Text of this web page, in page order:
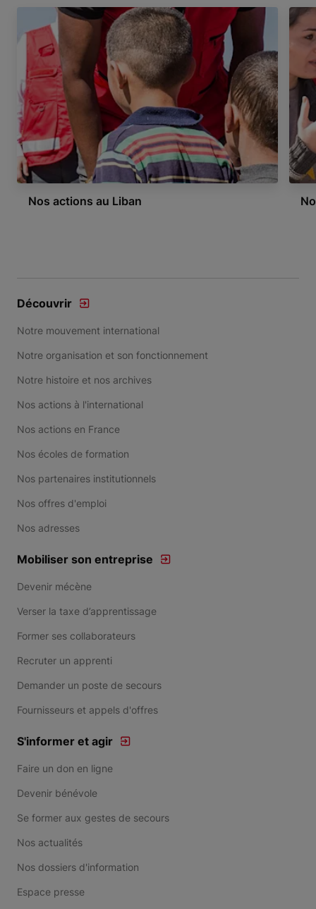
Nos actions au Liban
Découvrir
Notre mouvement international
Notre organisation et son fonctionnement
Notre histoire et nos archives
Nos actions à l'international
Nos actions en France
Nos écoles de formation
Nos partenaires institutionnels
Nos offres d'emploi
Nos adresses
Mobiliser son entreprise
Devenir mécène
Verser la taxe d’apprentissage
Former ses collaborateurs
Recruter un apprenti
Demander un poste de secours
Fournisseurs et appels d'offres
S'informer et agir
Faire un don en ligne
Devenir bénévole
Se former aux gestes de secours
Nos actualités
Nos dossiers d'information
Espace presse